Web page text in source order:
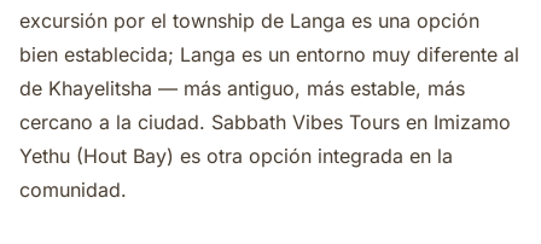
excursión por el township de Langa es una opción
bien establecida; Langa es un entorno muy diferente al
de Khayelitsha — más antiguo, más estable, más
cercano a la ciudad. Sabbath Vibes Tours en Imizamo
Yethu (Hout Bay) es otra opción integrada en la
comunidad.